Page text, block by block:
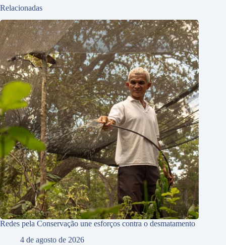
Relacionadas
Redes pela Conservação une esforços contra o desmatamento
4 de agosto de 2026